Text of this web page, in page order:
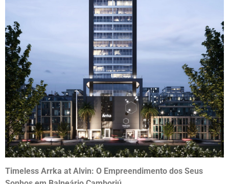
Timeless Arrka at Alvin: O Empreendimento dos Seus